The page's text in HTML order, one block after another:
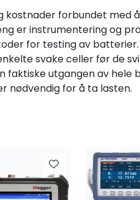
kostnader forbundet med
er instrumentering og
for testing av
svake celler før de
utgangen av hele
nødvendig for å ta lasten.